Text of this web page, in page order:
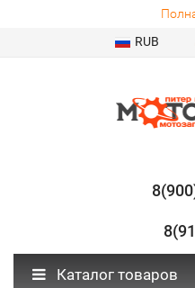
RUB
Каталог товаров